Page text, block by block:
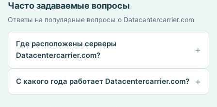
Часто задаваемые вопросы
Ответы на популярные вопросы о Datacentercarrier.com
Где расположены серверы
Datacentercarrier.com?
С какого года работает Datacentercarrier.com?